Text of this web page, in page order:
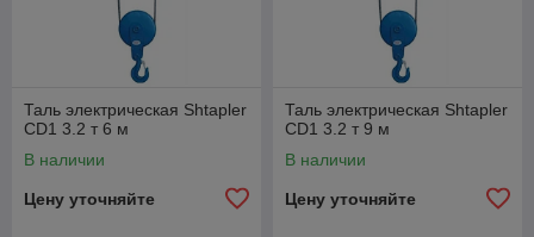
Таль электрическая Shtapler
CD1 3.2 т 6 м
В наличии
Цену уточняйте
Таль электрическая Shtapler
CD1 3.2 т 9 м
В наличии
Цену уточняйте